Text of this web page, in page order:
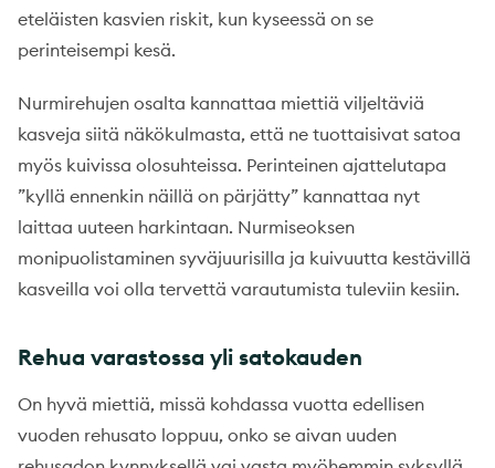
eteläisten kasvien riskit, kun kyseessä on se
perinteisempi kesä.
Nurmirehujen osalta kannattaa miettiä viljeltäviä
kasveja siitä näkökulmasta, että ne tuottaisivat satoa
myös kuivissa olosuhteissa. Perinteinen ajattelutapa
”kyllä ennenkin näillä on pärjätty” kannattaa nyt
laittaa uuteen harkintaan. Nurmiseoksen
monipuolistaminen syväjuurisilla ja kuivuutta kestävillä
kasveilla voi olla tervettä varautumista tuleviin kesiin.
Rehua varastossa yli satokauden
On hyvä miettiä, missä kohdassa vuotta edellisen
vuoden rehusato loppuu, onko se aivan uuden